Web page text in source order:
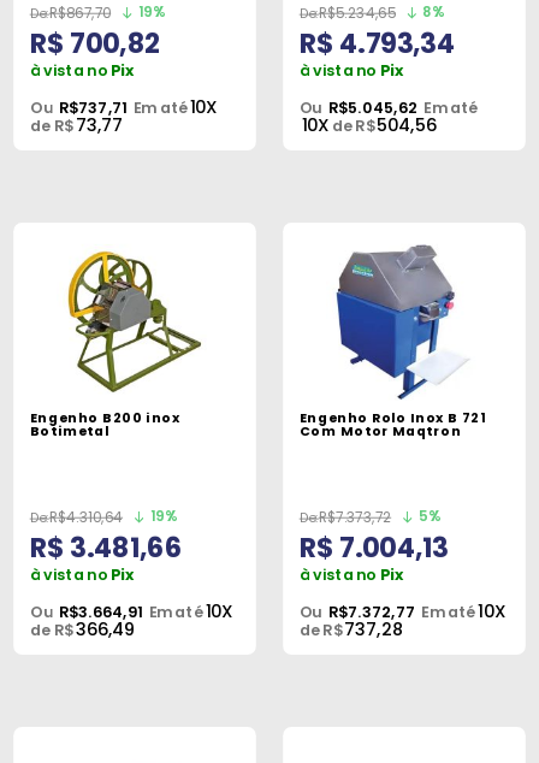
Acessórios
Mecânica
R$867,70 19%
R$ 700,82
à vista no Pix
Ou R$737,71 Em até10X
de R$73,77
R$5.234,65 8%
R$ 4.793,34
à vista no Pix
Ou R$5.045,62 Em até
10X de R$504,56
Engenho B200 inox
Botimetal
R$4.310,64 19%
R$ 3.481,66
à vista no Pix
Ou R$3.664,91 Em até10X
de R$366,49
Engenho Rolo Inox B 721
Com Motor Maqtron
R$7.373,72 5%
R$ 7.004,13
à vista no Pix
Ou R$7.372,77 Em até10X
de R$737,28